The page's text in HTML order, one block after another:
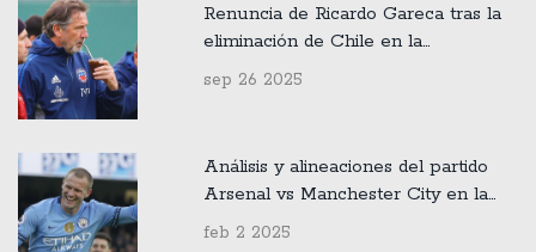
Renuncia de Ricardo Gareca tras la
eliminación de Chile en la
clasificación al Mundial 2026
sep 26 2025
Análisis y alineaciones del partido
Arsenal vs Manchester City en la
Premier League
feb 2 2025